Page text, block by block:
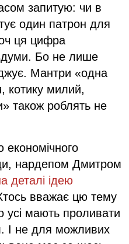
запитую: чи в
один патрон для
ця цифра
Бо не лише
Мантри «одна
котику милий,
також роблять не
економічного
нардепом Дмитром
деталі ідею
вважає цю тему
усі мають проливати
І не для можливих